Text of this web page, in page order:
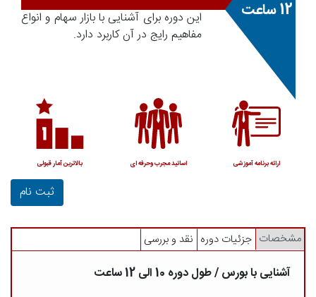
12 ساعت
این دوره برای آشنایی با بازار سهام و انواع
مفاهیم رایج در آن کاربرد دارد.
ارائه برنامه آموزشی اساتید مجرب وحرفه ای بالاترین آمار قبولی
ثبت نام
مشخصات جزئیات دوره نقد و بررسی
آشنایی با بورس / طول دوره 10 الی 12 ساعت